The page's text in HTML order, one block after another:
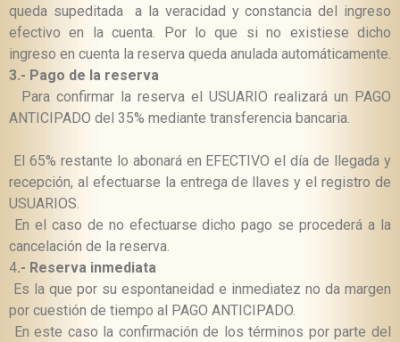
queda supeditada a la veracidad y constancia del ingreso
efectivo en la cuenta. Por lo que si no existiese dicho
ingreso en cuenta la reserva queda anulada automáticamente.
3.- Pago de la reserva
Para confirmar la reserva el USUARIO realizará un PAGO
ANTICIPADO del 35% mediante transferencia bancaria.
El 65% restante lo abonará en EFECTIVO el día de llegada y
recepción, al efectuarse la entrega de llaves y el registro de
USUARIOS.
En el caso de no efectuarse dicho pago se procederá a la
cancelación de la reserva.
4.- Reserva inmediata
Es la que por su espontaneidad e inmediatez no da margen
por cuestión de tiempo al PAGO ANTICIPADO.
En este caso la confirmación de los términos por parte del